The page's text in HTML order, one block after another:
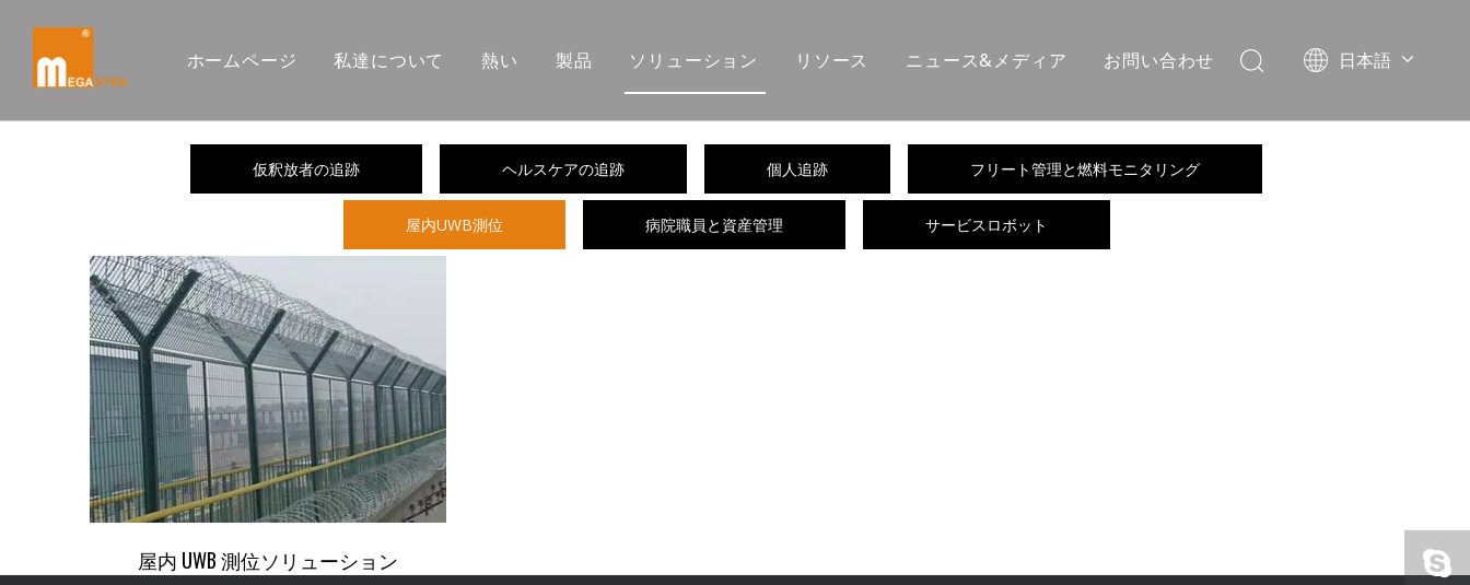
ホームページ 私達について 熱い 製品 ソリューション リソース ニュース&メディア お問い合わせ 日本語
norsk språk
仮釈放者の追跡 ヘルスケアの追跡 個人追跡 フリート管理と燃料モニタリング
屋内UWB測位 病院職員と資産管理 サービスロボット
屋内 UWB 測位ソリューション